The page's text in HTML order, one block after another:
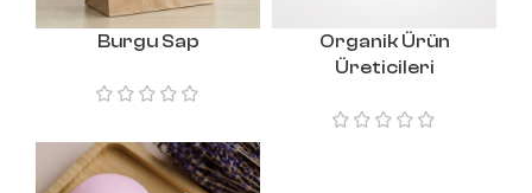
Burgu Sap
Organik Ürün
Üreticileri